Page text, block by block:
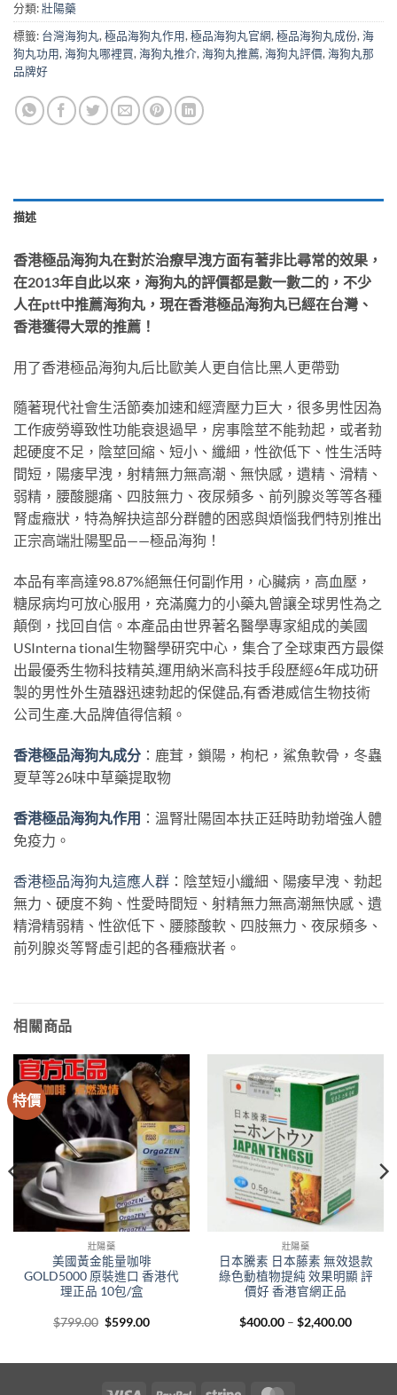
分類:壯陽藥
標籤: 台灣海狗丸, 極品海狗丸作用, 極品海狗丸官網, 極品海狗丸成份, 海
狗丸功用, 海狗丸哪裡買, 海狗丸推介, 海狗丸推薦, 海狗丸評價, 海狗丸那
品牌好
描述
香港極品海狗丸在對於治療早洩方面有著非比尋常的效果，
在2013年自此以來，海狗丸的評價都是數一數二的，不少
人在ptt中推薦海狗丸，現在香港極品海狗丸已經在台灣、
香港獲得大眾的推薦！
用了香港極品海狗丸后比歐美人更自信比黑人更帶勁
隨著現代社會生活節奏加速和經濟壓力巨大，很多男性因為
工作疲勞導致性功能衰退過早，房事陰莖不能勃起，或者勃
起硬度不足，陰莖回縮、短小、纖細，性欲低下、性生活時
間短，陽痿早洩，射精無力無高潮、無快感，遺精、滑精、
弱精，腰酸腿痛、四肢無力、夜尿頻多、前列腺炎等等各種
腎虛癥狀，特為解抉這部分群體的困惑與煩惱我們特別推出
正宗高端壯陽聖品——極品海狗！
本品有率高達98.87%絕無任何副作用，心臟病，高血壓，
糖尿病均可放心服用，充滿魔力的小藥丸曾讓全球男性為之
顛倒，找回自信。本產品由世界著名醫學專家組成的美國
USInterna tional生物醫學研究中心，集合了全球東西方最傑
出最優秀生物科技精英,運用納米高科技手段歷經6年成功研
製的男性外生殖器迅速勃起的保健品,有香港威信生物技術
公司生產.大品牌值得信賴。
香港極品海狗丸成分 ：鹿茸，鎖陽，枸杞，鯊魚軟骨，冬蟲
夏草等26味中草藥提取物
香港極品海狗丸作用 ：溫腎壯陽固本扶正廷時助勃增強人體
免疫力。
香港極品海狗丸這應人群 ：陰莖短小纖細、陽痿早洩、勃起
無力、硬度不夠、性愛時間短、射精無力無高潮無快感、遺
精滑精弱精、性欲低下、腰膝酸軟、四肢無力、夜尿頻多、
前列腺炎等腎虛引起的各種癥狀者。
相關商品
特價
壯陽藥
美國黃金能量咖啡
GOLD5000 原裝進口 香港代
理正品 10包/盒
$799.00 Original
$599.00Current
壯陽藥
日本騰素 日本藤素 無效退款
綠色動植物提純 效果明顯 評
價好 香港官網正品
$400.00 – $2,400.00Price